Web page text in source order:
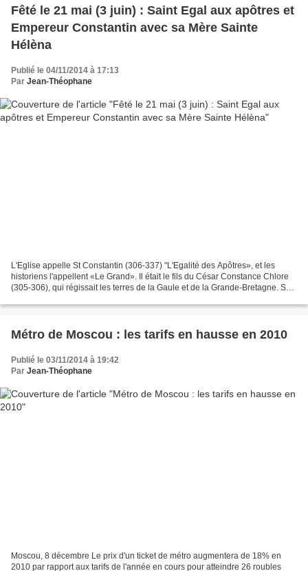
Fêté le 21 mai (3 juin) : Saint Egal aux apôtres et
Empereur Constantin avec sa Mère Sainte
Hélèna
Publié le 04/11/2014 à 17:13
Par Jean-Théophane
L'Eglise appelle St Constantin (306-337) "L'Egalité des Apôtres», et les
historiens l'appellent «Le Grand». Il était le fils du César Constance Chlore
(305-306), qui régissait les terres de la Gaule et de la Grande-Bretagne. Sa
Métro de Moscou : les tarifs en hausse en 2010
Publié le 03/11/2014 à 19:42
Par Jean-Théophane
Moscou, 8 décembre Le prix d'un ticket de métro augmentera de 18% en
2010 par rapport aux tarifs de l'année en cours pour atteindre 26 roubles